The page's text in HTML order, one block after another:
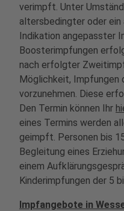
verimpft. Unter
altersbedingter oder ein
Indikation angepasster
Boosterimpfungen
nach erfolgter
Möglichkeit, Impfungen
vorzunehmen. Diese
Den Termin können Ihr
eines Termins werden
geimpft. Personen bis
Begleitung eines
einem
Kinderimpfungen der 5
Impfangebote in